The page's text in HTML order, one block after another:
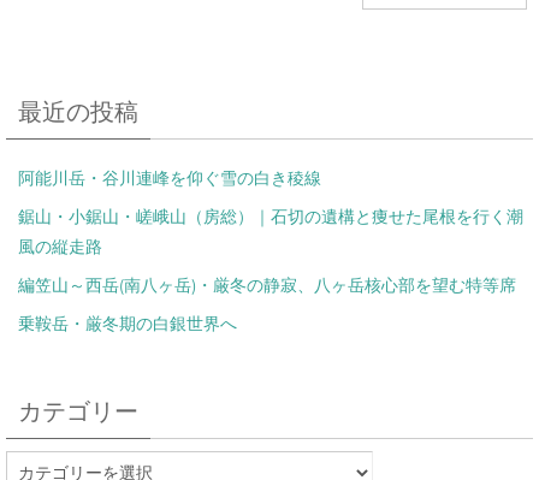
最近の投稿
阿能川岳・谷川連峰を仰ぐ雪の白き稜線
鋸山・小鋸山・嵯峨山（房総）｜石切の遺構と痩せた尾根を行く潮
風の縦走路
編笠山～西岳(南八ヶ岳)・厳冬の静寂、八ヶ岳核心部を望む特等席
乗鞍岳・厳冬期の白銀世界へ
カテゴリー